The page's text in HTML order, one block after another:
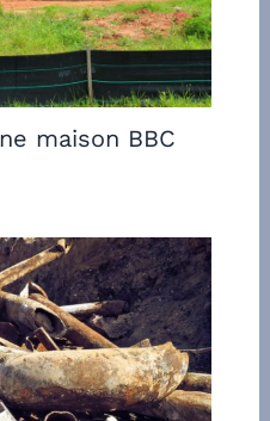
maison BBC